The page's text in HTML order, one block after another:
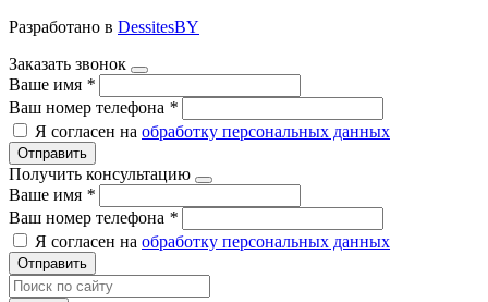
Разработано в DessitesBY
Заказать звонок
Ваше имя *
Ваш номер телефона *
Я согласен на обработку персональных данных
Отправить
Получить консультацию
Ваше имя *
Ваш номер телефона *
Я согласен на обработку персональных данных
Отправить